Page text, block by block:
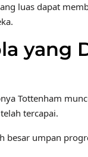
luas dapat
yang
Tottenham
tercapai.
umpan